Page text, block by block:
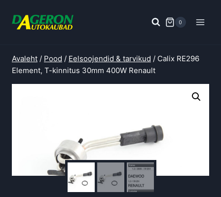
0
Avaleht / Pood / Eelsoojendid & tarvikud / Calix RE296
Element, T-kinnitus 30mm 400W Renault